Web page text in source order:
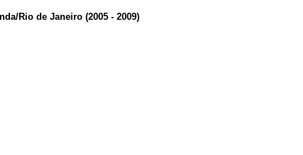
Rio de Janeiro (2005 - 2009)